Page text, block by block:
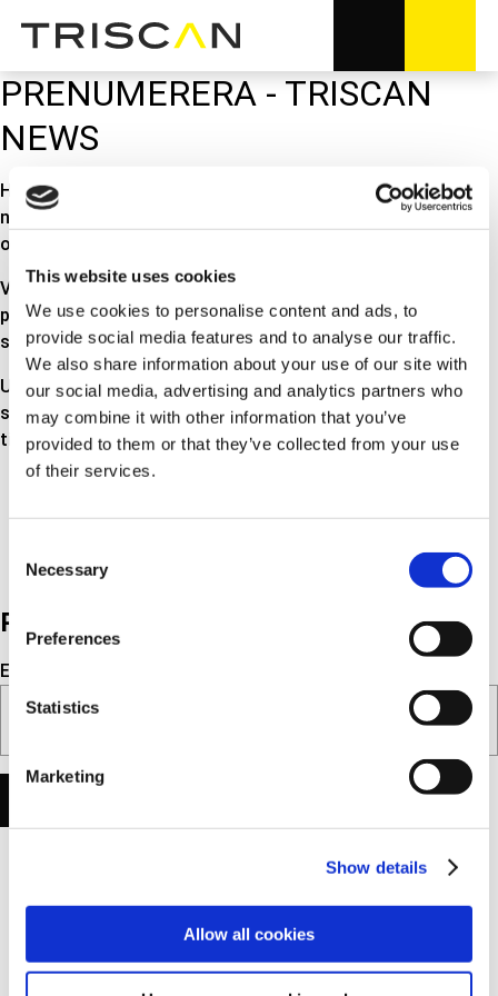
This website uses cookies
We use cookies to personalise content and ads, to
provide social media features and to analyse our traffic.
We also share information about your use of our site with
our social media, advertising and analytics partners who
may combine it with other information that you’ve
provided to them or that they’ve collected from your use
of their services.
Selection
Necessary
Preferences
Statistics
Marketing
Show details
Allow all cookies
PRENUMERERA - TRISCAN
NEWS
Här har du möjlighet att prenumerera vårt elektroniska
nyhetsbrev - TRISCAN NEWS - som vi skickar ut 4-6 gånger
om året.
VIKTIG: När du har registrerat dig kommer du att få ett e-
postmeddelande med en länk - klicka på länken för att
slutligen bekräfta din registrering.
Under NYHETERhittar du alla nyheter och artikler som har
sänts. UnderTRISCAN NEWS MAGAZINEhittar du vår
tidning i PDF-format.
PRENUMERERA TRISCAN NEWS HÄR
E-post